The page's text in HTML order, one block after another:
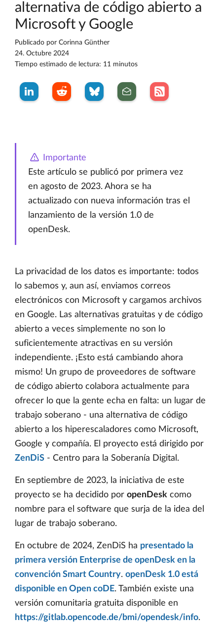
alternativa de código abierto a
Microsoft y Google
Publicado por Corinna Günther
24. Octubre 2024
Tiempo estimado de lectura: 11 minutos
Importante
Este artículo se publicó por primera vez
en agosto de 2023. Ahora se ha
actualizado con nueva información tras el
lanzamiento de la versión 1.0 de
openDesk.
La privacidad de los datos es importante: todos
lo sabemos y, aun así, enviamos correos
electrónicos con Microsoft y cargamos archivos
en Google. Las alternativas gratuitas y de código
abierto a veces simplemente no son lo
suficientemente atractivas en su versión
independiente. ¡Esto está cambiando ahora
mismo! Un grupo de proveedores de software
de código abierto colabora actualmente para
ofrecer lo que la gente echa en falta: un lugar de
trabajo soberano - una alternativa de código
abierto a los hiperescaladores como Microsoft,
Google y compañía. El proyecto está dirigido por
ZenDiS - Centro para la Soberanía Digital.
En septiembre de 2023, la iniciativa de este
proyecto se ha decidido por openDesk como
nombre para el software que surja de la idea del
lugar de trabajo soberano.
En octubre de 2024, ZenDiS ha presentado la
primera versión Enterprise de openDesk en la
convención Smart Country. openDesk 1.0 está
disponible en Open coDE. También existe una
versión comunitaria gratuita disponible en
https://gitlab.opencode.de/bmi/opendesk/info.